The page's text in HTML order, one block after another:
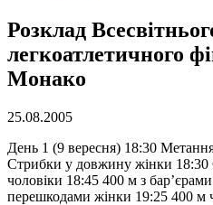
Розклад
легкоатлетичного
Монако
25.08.2005
День 1 (9 вересня) 18:30
Стрибки у довжину жiнки
чоловiки 18:45 400 м з
перешкодами жiнки 19:25 400 м